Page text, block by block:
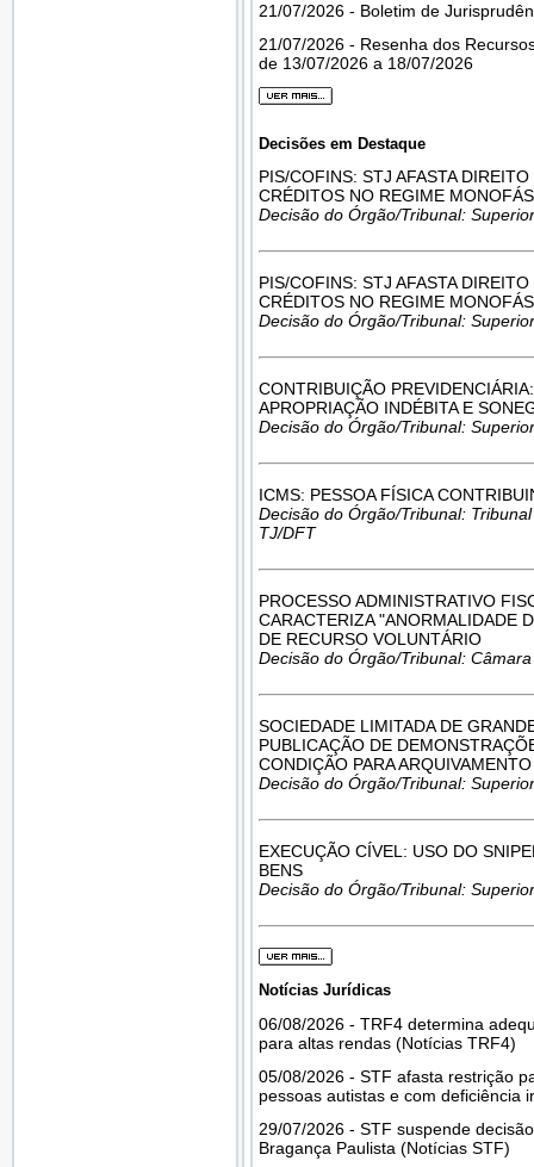
21/07/2026 - Boletim de
21/07/2026 - Resenha dos
de 13/07/2026 a 18/07/2026
Decisões em Destaque
PIS/COFINS: STJ AFASTA
CRÉDITOS NO REGIME
Decisão do Órgão/Tribunal:
PIS/COFINS: STJ AFASTA
CRÉDITOS NO REGIME
Decisão do Órgão/Tribunal:
CONTRIBUIÇÃO
APROPRIAÇÃO INDÉBITA E
Decisão do Órgão/Tribunal:
ICMS: PESSOA FÍSICA
Decisão do Órgão/Tribunal:
TJ/DFT
PROCESSO ADMINISTRATIVO
CARACTERIZA "ANORMALIDADE
DE RECURSO VOLUNTÁRIO
Decisão do Órgão/Tribunal:
SOCIEDADE LIMITADA DE
PUBLICAÇÃO DE
CONDIÇÃO PARA
Decisão do Órgão/Tribunal:
EXECUÇÃO CÍVEL: USO DO
BENS
Decisão do Órgão/Tribunal:
Notícias Jurídicas
06/08/2026 - TRF4 determina
para altas rendas (Notícias TRF4)
05/08/2026 - STF afasta restrição
pessoas autistas e com deficiência
29/07/2026 - STF suspende
Bragança Paulista (Notícias STF)